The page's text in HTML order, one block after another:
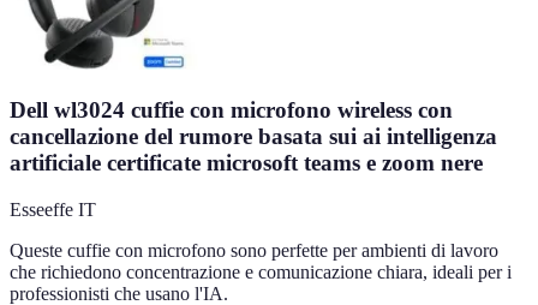
Dell wl3024 cuffie con microfono wireless con
cancellazione del rumore basata sui ai intelligenza
artificiale certificate microsoft teams e zoom nere
Esseeffe IT
Queste cuffie con microfono sono perfette per ambienti di lavoro
che richiedono concentrazione e comunicazione chiara, ideali per i
professionisti che usano l'IA.